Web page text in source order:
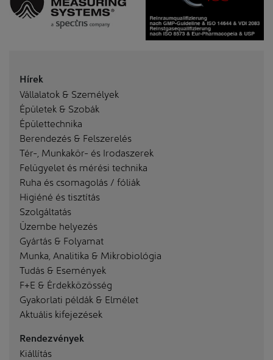
Hírek
Vállalatok & Személyek
Épületek & Szobák
Épülettechnika
Berendezés & Felszerelés
Tér-, Munkakör- és Irodaszerek
Felügyelet és mérési technika
Ruha és csomagolás / fóliák
Higiéné és tisztítás
Szolgáltatás
Üzembe helyezés
Gyártás & Folyamat
Munka, Analitika & Mikrobiológia
Tudás & Események
F+E & Érdekközösség
Gyakorlati példák & Elmélet
Aktuális kifejezések
Rendezvények
Kiállítás